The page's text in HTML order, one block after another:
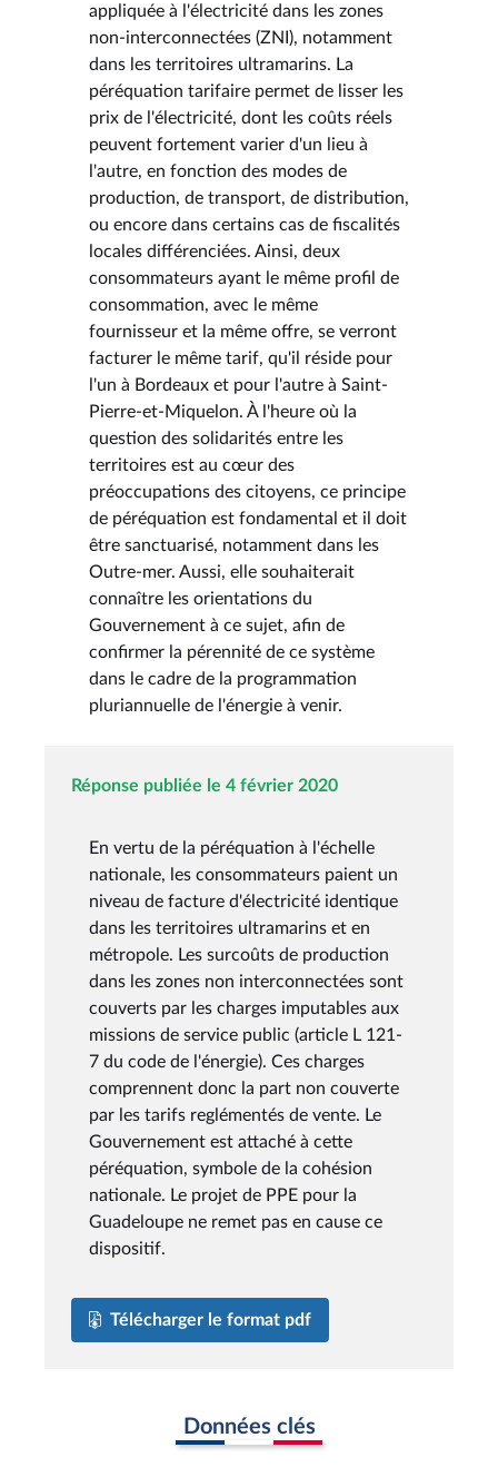
appliquée à l'électricité dans les zones
non-interconnectées (ZNI), notamment
dans les territoires ultramarins. La
péréquation tarifaire permet de lisser les
prix de l'électricité, dont les coûts réels
peuvent fortement varier d'un lieu à
l'autre, en fonction des modes de
production, de transport, de distribution,
ou encore dans certains cas de fiscalités
locales différenciées. Ainsi, deux
consommateurs ayant le même profil de
consommation, avec le même
fournisseur et la même offre, se verront
facturer le même tarif, qu'il réside pour
l'un à Bordeaux et pour l'autre à Saint-
Pierre-et-Miquelon. À l'heure où la
question des solidarités entre les
territoires est au cœur des
préoccupations des citoyens, ce principe
de péréquation est fondamental et il doit
être sanctuarisé, notamment dans les
Outre-mer. Aussi, elle souhaiterait
connaître les orientations du
Gouvernement à ce sujet, afin de
confirmer la pérennité de ce système
dans le cadre de la programmation
pluriannuelle de l'énergie à venir.
Réponse publiée le 4 février 2020
En vertu de la péréquation à l'échelle
nationale, les consommateurs paient un
niveau de facture d'électricité identique
dans les territoires ultramarins et en
métropole. Les surcoûts de production
dans les zones non interconnectées sont
couverts par les charges imputables aux
missions de service public (article L 121-
7 du code de l'énergie). Ces charges
comprennent donc la part non couverte
par les tarifs reglémentés de vente. Le
Gouvernement est attaché à cette
péréquation, symbole de la cohésion
nationale. Le projet de PPE pour la
Guadeloupe ne remet pas en cause ce
dispositif.
Télécharger le format pdf
Données clés